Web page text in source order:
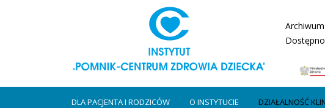
Archiwum
DLA PACJENTA I RODZICÓW O INSTYTUCIE DZIAŁALNOŚĆ